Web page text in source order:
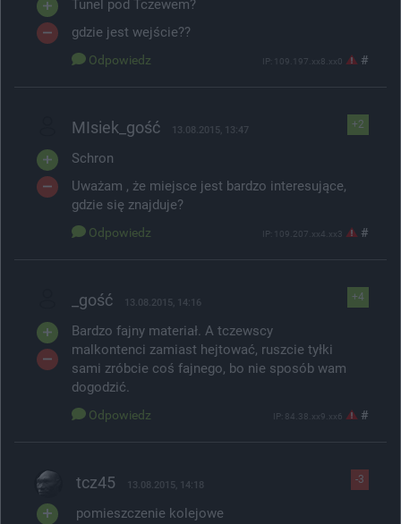
Tunel pod Tczewem?
gdzie jest wejście??
Odpowiedz IP: 109.197.xx8.xx0 #
+2
MIsiek_gość 13.08.2015, 13:47
Schron
Uważam , że miejsce jest bardzo interesujące,
gdzie się znajduje?
Odpowiedz IP: 109.207.xx4.xx3 #
+4
_gość 13.08.2015, 14:16
Bardzo fajny materiał. A tczewscy
malkontenci zamiast hejtować, ruszcie tyłki
sami zróbcie coś fajnego, bo nie sposób wam
dogodzić.
Odpowiedz IP: 84.38.xx9.xx6 #
-3
tcz45 13.08.2015, 14:18
pomieszczenie kolejowe